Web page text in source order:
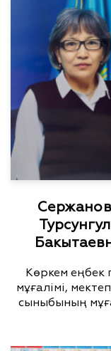
Көркем еңбек
мұғалімі,
сыныбының